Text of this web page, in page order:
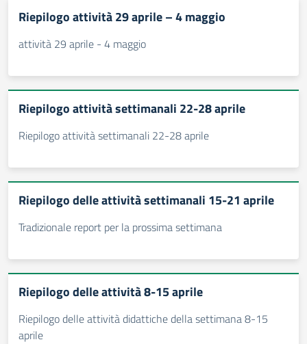
Riepilogo attività 29 aprile – 4 maggio
attività 29 aprile - 4 maggio
Riepilogo attività settimanali 22-28 aprile
Riepilogo attività settimanali 22-28 aprile
Riepilogo delle attività settimanali 15-21 aprile
Tradizionale report per la prossima settimana
Riepilogo delle attività 8-15 aprile
Riepilogo delle attività didattiche della settimana 8-15
aprile